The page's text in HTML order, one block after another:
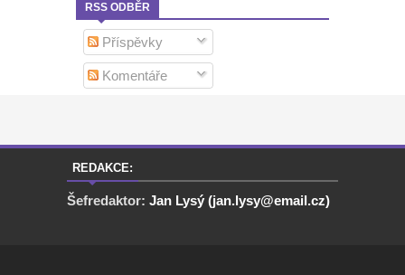
RSS ODBĚR
Příspěvky
Komentáře
REDAKCE:
Šefredaktor: Jan Lysý (jan.lysy@email.cz)